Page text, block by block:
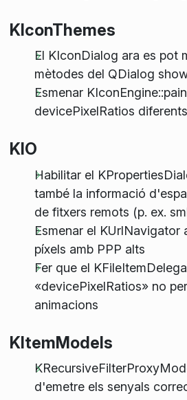
KIconThemes
El KIconDialog ara es pot
mètodes del QDialog
Esmenar
devicePixelRatios diferents
KIO
Habilitar el
també la informació
de fitxers remots (p. ex.
Esmenar el KUrlNavigator
píxels amb PPP alts
Fer que el
«devicePixelRatios» no
animacions
KItemModels
d'emetre els senyals